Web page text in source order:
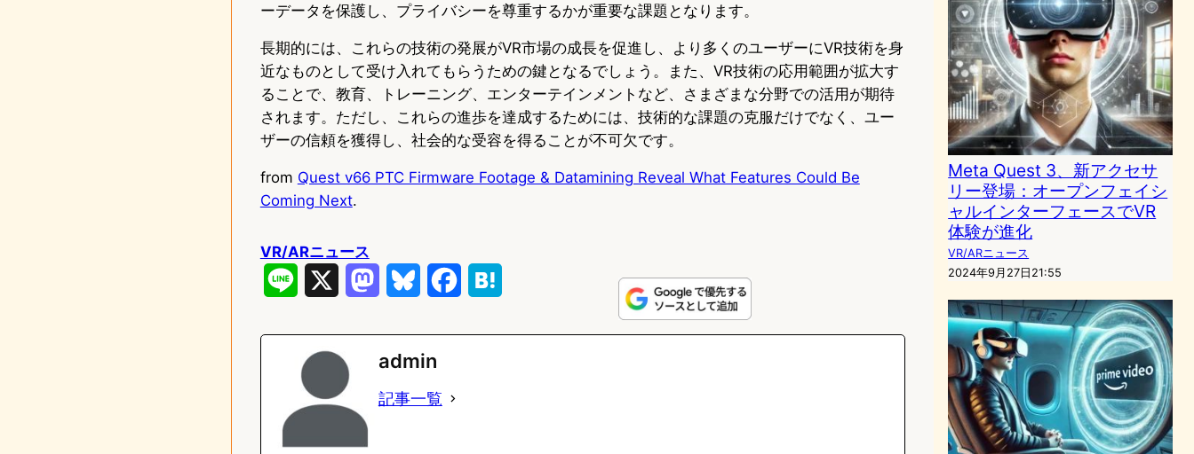
ーデータを保護し、プライバシーを尊重するかが重要な課題となります。
長期的には、これらの技術の発展がVR市場の成長を促進し、より多くのユーザーにVR技術を身
近なものとして受け入れてもらうための鍵となるでしょう。また、VR技術の応用範囲が拡大す
ることで、教育、トレーニング、エンターテインメントなど、さまざまな分野での活用が期待
されます。ただし、これらの進歩を達成するためには、技術的な課題の克服だけでなく、ユー
ザーの信頼を獲得し、社会的な受容を得ることが不可欠です。
from Quest v66 PTC Firmware Footage & Datamining Reveal What Features Could Be
Coming Next.
VR/ARニュース
e
admin
記事一覧
Meta Quest 3、新アクセサ
リー登場：オープンフェイシ
ャルインターフェースでVR
体験が進化
VR/ARニュース
2024年9月27日21:55